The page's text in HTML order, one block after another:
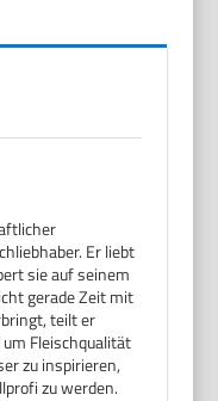
Er liebt
sie auf seinem
gerade Zeit mit
teilt er
Fleischqualität
zu inspirieren,
zu werden.